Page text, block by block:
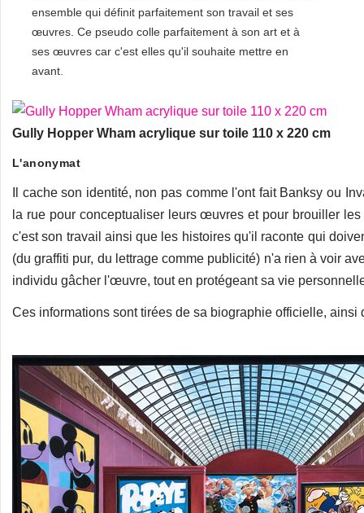
ensemble qui définit parfaitement son travail et ses
œuvres. Ce pseudo colle parfaitement à son art et à
ses œuvres car c'est elles qu'il souhaite mettre en
avant.
Gully Hopper Wham acrylique sur toile 110 x 220 cm
L'anonymat
Il cache son identité, non pas comme l'ont fait Banksy ou
la rue pour conceptualiser leurs œuvres et pour brouiller
c'est son travail ainsi que les histoires qu'il raconte qui
(du graffiti pur, du lettrage comme publicité) n'a rien à voir
individu gâcher l'œuvre, tout en protégeant sa vie
Ces informations sont tirées de sa biographie officielle,